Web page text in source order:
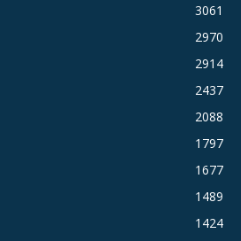
3061
2970
2914
2437
2088
1797
1677
1489
1424